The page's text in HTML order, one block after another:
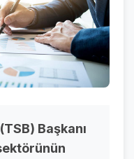
Başkanı